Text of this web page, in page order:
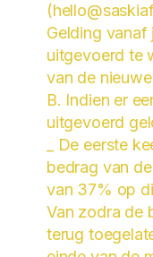
Gelding
uitgevoerd te
van de
B. Indien er
uitgevoerd
_ De eerste
bedrag van
van 37% op
Van zodra de
terug